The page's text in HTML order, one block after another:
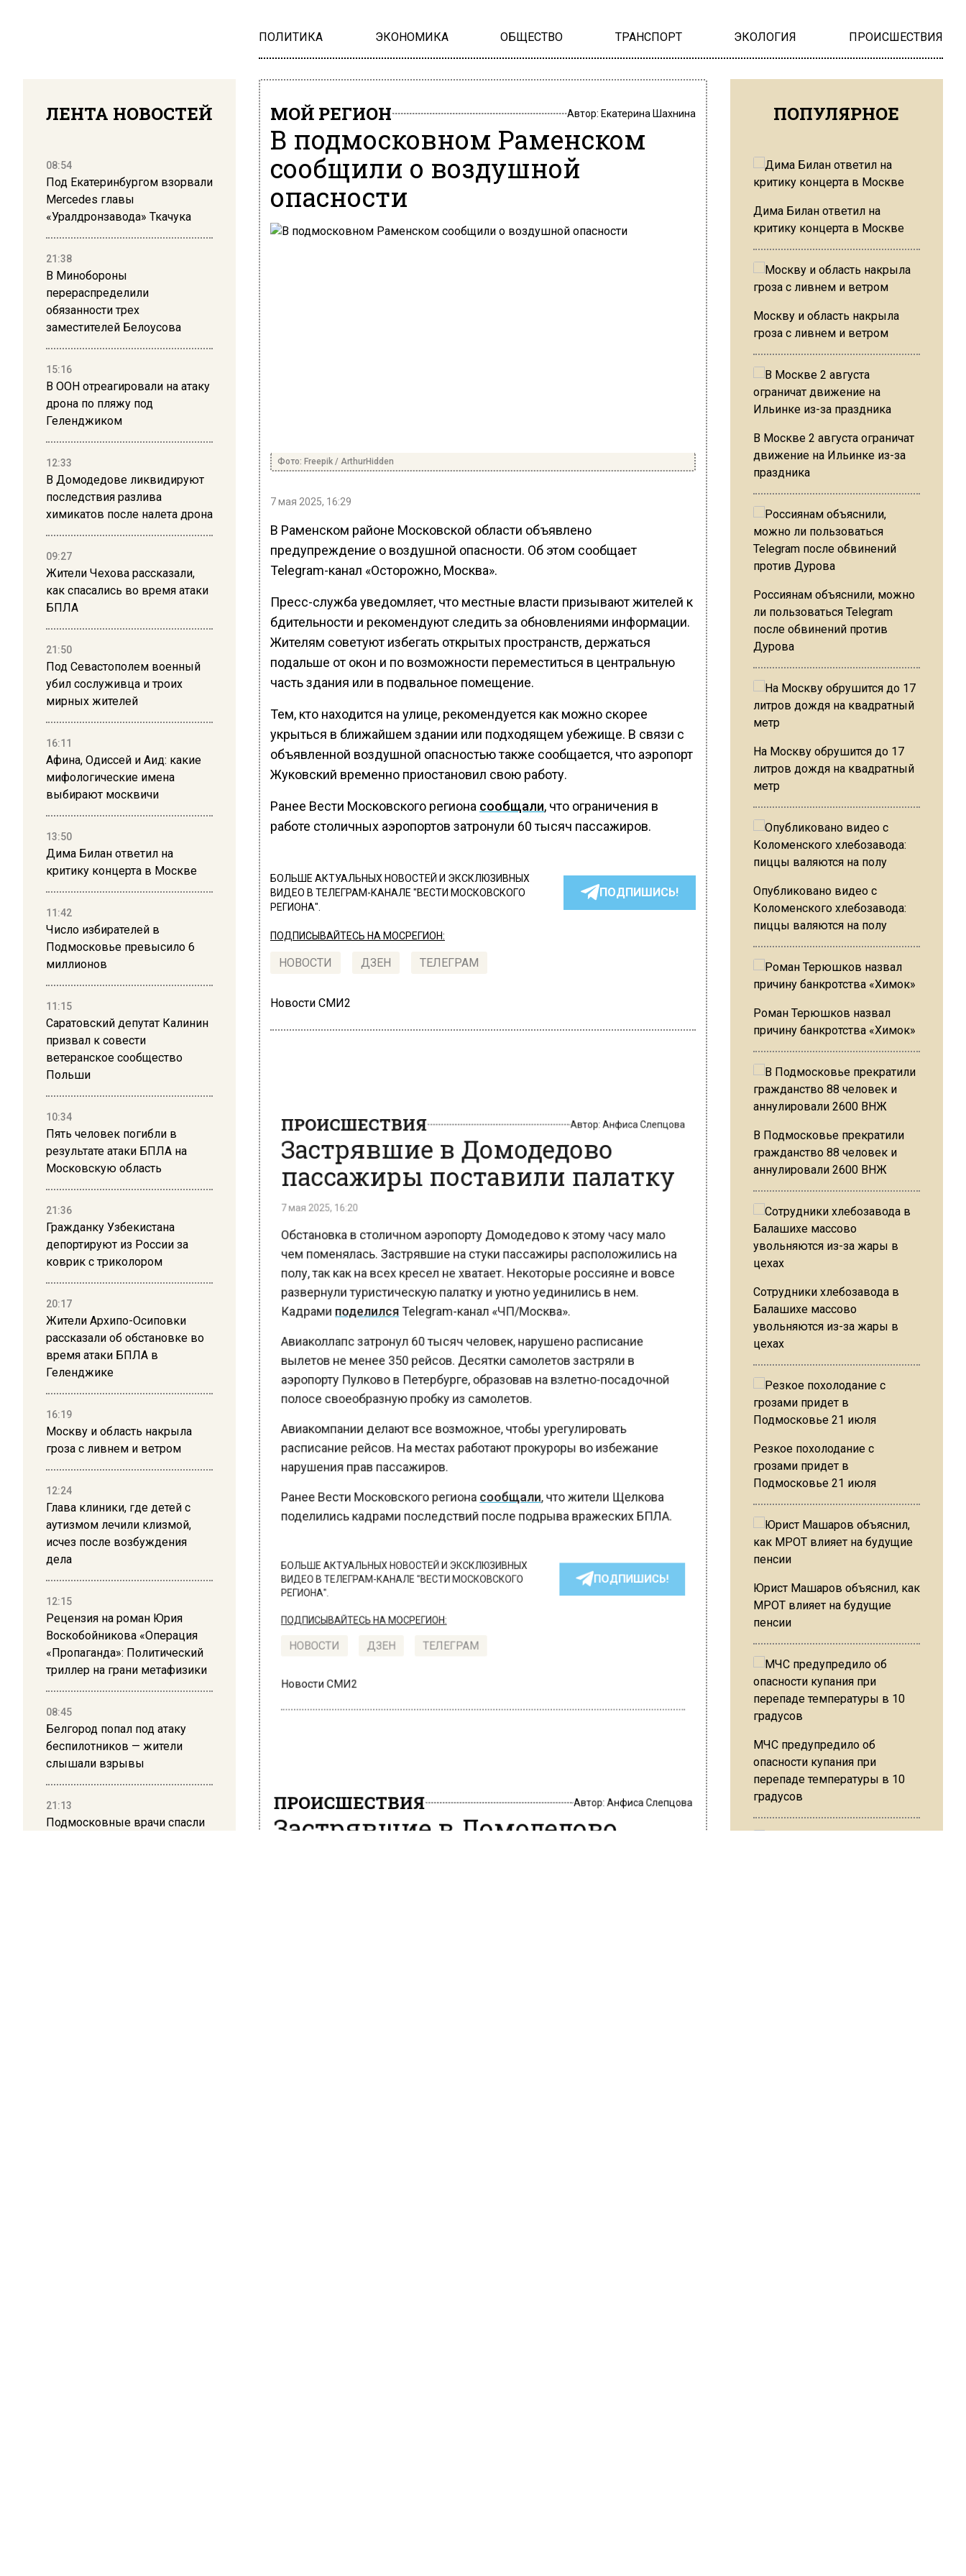
ПОЛИТИКА ЭКОНОМИКА ОБЩЕСТВО ТРАНСПОРТ ЭКОЛОГИЯ ПРОИСШЕСТВИЯ
ЛЕНТА НОВОСТЕЙ
08:54
Под Екатеринбургом взорвали
Mercedes главы
«Уралдронзавода» Ткачука
21:38
В Минобороны
перераспределили
обязанности трех
заместителей Белоусова
15:16
В ООН отреагировали на атаку
дрона по пляжу под
Геленджиком
12:33
В Домодедове ликвидируют
последствия разлива
химикатов после налета дрона
09:27
Жители Чехова рассказали,
как спасались во время атаки
БПЛА
21:50
Под Севастополем военный
убил сослуживца и троих
мирных жителей
16:11
Афина, Одиссей и Аид: какие
мифологические имена
выбирают москвичи
13:50
Дима Билан ответил на
критику концерта в Москве
11:42
Число избирателей в
Подмосковье превысило 6
миллионов
11:15
Саратовский депутат Калинин
призвал к совести
ветеранское сообщество
Польши
10:34
Пять человек погибли в
результате атаки БПЛА на
Московскую область
21:36
Гражданку Узбекистана
депортируют из России за
коврик с триколором
20:17
Жители Архипо-Осиповки
рассказали об обстановке во
время атаки БПЛА в
Геленджике
16:19
Москву и область накрыла
гроза с ливнем и ветром
12:24
Глава клиники, где детей с
аутизмом лечили клизмой,
исчез после возбуждения
дела
12:15
Рецензия на роман Юрия
Воскобойникова «Операция
«Пропаганда»: Политический
триллер на грани метафизики
08:45
Белгород попал под атаку
беспилотников — жители
слышали взрывы
21:13
Подмосковные врачи спасли
МОЙ РЕГИОН Автор: Екатерина Шахнина
В подмосковном Раменском
сообщили о воздушной
опасности
Фото: Freepik / ArthurHidden
7 мая 2025, 16:29
В Раменском районе Московской области объявлено
предупреждение о воздушной опасности. Об этом сообщает
Telegram-канал «Осторожно, Москва».
Пресс-служба уведомляет, что местные власти призывают жителей к
бдительности и рекомендуют следить за обновлениями информации.
Жителям советуют избегать открытых пространств, держаться
подальше от окон и по возможности переместиться в центральную
часть здания или в подвальное помещение.
Тем, кто находится на улице, рекомендуется как можно скорее
укрыться в ближайшем здании или подходящем убежище. В связи с
объявленной воздушной опасностью также сообщается, что аэропорт
Жуковский временно приостановил свою работу.
Ранее Вести Московского региона сообщали, что ограничения в
работе столичных аэропортов затронули 60 тысяч пассажиров.
БОЛЬШЕ АКТУАЛЬНЫХ НОВОСТЕЙ И ЭКСКЛЮЗИВНЫХ
ВИДЕО В ТЕЛЕГРАМ-КАНАЛЕ "ВЕСТИ МОСКОВСКОГО
РЕГИОНА".
ПОДПИШИСЬ!
ПОДПИСЫВАЙТЕСЬ НА МОСРЕГИОН:
НОВОСТИ ДЗЕН ТЕЛЕГРАМ
Новости СМИ2
Застрявшие в Домодедово
пассажиры поставили палатку
чем поменялась. Застрявшие на стуки пассажиры расположились на
полу, так как на всех кресел не хватает. Некоторые россияне и вовсе
развернули туристическую палатку и уютно уединились в нем.
Кадрами поделился Telegram-канал «ЧП/Москва».
Авиаколлапс затронул 60 тысяч человек, нарушено расписание
вылетов не менее 350 рейсов. Десятки самолетов застряли в
аэропорту Пулково в Петербурге, образовав на взлетно-посадочной
полосе своеобразную пробку из самолетов.
Авиакомпании делают все возможное, чтобы урегулировать
расписание рейсов. На местах работают прокуроры во избежание
нарушения прав пассажиров.
Ранее Вести Московского региона сообщали, что жители Щелкова
поделились кадрами последствий после подрыва вражеских БПЛА.
БОЛЬШЕ АКТУАЛЬНЫХ НОВОСТЕЙ И ЭКСКЛЮЗИВНЫХ
ВИДЕО В ТЕЛЕГРАМ-КАНАЛЕ "ВЕСТИ МОСКОВСКОГО
РЕГИОНА".
ПОДПИШИСЬ!
ПОДПИСЫВАЙТЕСЬ НА МОСРЕГИОН:
НОВОСТИ ДЗЕН ТЕЛЕГРАМ
ПРОИСШЕСТВИЯ Автор: Анфиса Слепцова
Застрявшие в Домодедово
ПОПУЛЯРНОЕ
Дима Билан ответил на
критику концерта в Москве
Москву и область накрыла
гроза с ливнем и ветром
В Москве 2 августа ограничат
движение на Ильинке из-за
праздника
Россиянам объяснили, можно
ли пользоваться Telegram
после обвинений против
Дурова
На Москву обрушится до 17
литров дождя на квадратный
метр
Опубликовано видео с
Коломенского хлебозавода:
пиццы валяются на полу
Роман Терюшков назвал
причину банкротства «Химок»
В Подмосковье прекратили
гражданство 88 человек и
аннулировали 2600 ВНЖ
Сотрудники хлебозавода в
Балашихе массово
увольняются из-за жары в
цехах
Резкое похолодание с
грозами придет в
Подмосковье 21 июля
Юрист Машаров объяснил, как
МРОТ влияет на будущие
пенсии
МЧС предупредило об
опасности купания при
перепаде температуры в 10
градусов